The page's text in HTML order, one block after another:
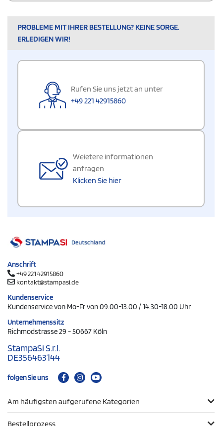
PROBLEME MIT IHRER BESTELLUNG? KEINE SORGE,
ERLEDIGEN WIR!
Rufen Sie uns jetzt an unter
+49 221 42915860
Weietere informationen
anfragen
Klicken Sie hier
Anschrift
+49 221 42915860
kontakt@stampasi.de
Kundenservice
Kundenservice von Mo-Fr von 09.00-13.00 / 14.30-18.00 Uhr
Unternehmenssitz
Richmodstrasse 29 - 50667 Köln
StampaSi S.r.l.
DE356463144
folgen Sie uns
Am häufigsten aufgerufene Kategorien
Bestellprozess